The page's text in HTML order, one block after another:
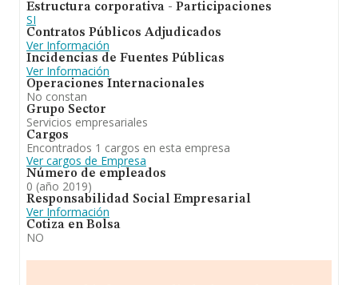
Estructura corporativa - Participaciones
SI
Contratos Públicos Adjudicados
Ver Información
Incidencias de Fuentes Públicas
Ver Información
Operaciones Internacionales
No constan
Grupo Sector
Servicios empresariales
Cargos
Encontrados 1 cargos en esta empresa
Ver cargos de Empresa
Número de empleados
0 (año 2019)
Responsabilidad Social Empresarial
Ver Información
Cotiza en Bolsa
NO